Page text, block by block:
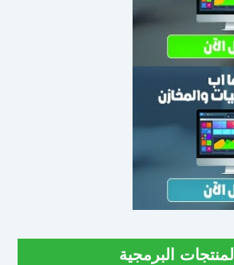
المنتجات البرمجية